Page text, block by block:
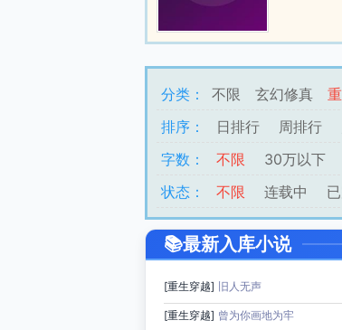
分类： 不限 玄幻修真
排序：
日排行 周排行
字数：
不限 30万以下
状态：
不限 连载中
最新入库小说
[重生穿越] 旧人无声
[重生穿越] 曾为你画地为牢